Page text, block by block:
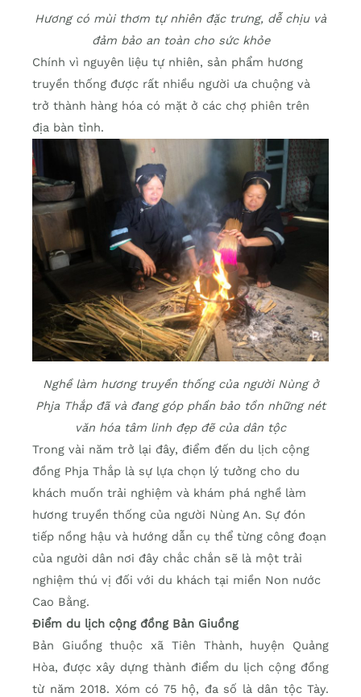
Hương có mùi thơm tự nhiên đặc trưng, dễ chịu và
đảm bảo an toàn cho sức khỏe
Chính vì nguyên liệu tự nhiên, sản phẩm hương
truyền thống được rất nhiều người ưa chuộng và
trở thành hàng hóa có mặt ở các chợ phiên trên
địa bàn tỉnh.
Nghề làm hương truyền thống của người Nùng ở
Phja Thắp đã và đang góp phần bảo tồn những nét
văn hóa tâm linh đẹp đẽ của dân tộc
Trong vài năm trở lại đây, điểm đến du lịch cộng
đồng Phja Thắp là sự lựa chọn lý tưởng cho du
khách muốn trải nghiệm và khám phá nghề làm
hương truyền thống của người Nùng An. Sự đón
tiếp nồng hậu và hướng dẫn cụ thể từng công đoạn
của người dân nơi đây chắc chắn sẽ là một trải
nghiệm thú vị đối với du khách tại miền Non nước
Cao Bằng.
Điểm du lịch cộng đồng Bản Giuồng
Bản Giuồng thuộc xã Tiên Thành, huyện Quảng
Hòa, được xây dựng thành điểm du lịch cộng đồng
từ năm 2018. Xóm có 75 hộ, đa số là dân tộc Tày.